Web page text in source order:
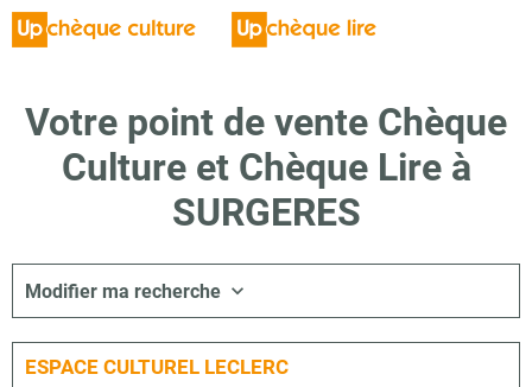
Votre point de vente Chèque
Culture et Chèque Lire à
SURGERES
Modifier ma recherche
ESPACE CULTUREL LECLERC